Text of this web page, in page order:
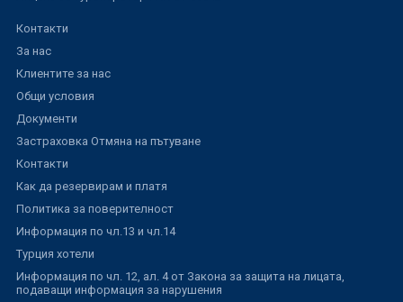
Контакти
За нас
Клиентите за нас
Общи условия
Документи
Застраховка Отмяна на пътуване
Контакти
Как да резервирам и платя
Политика за поверителност
Информация по чл.13 и чл.14
Турция хотели
Информация по чл. 12, ал. 4 от Закона за защита на лицата,
подаващи информация за нарушения